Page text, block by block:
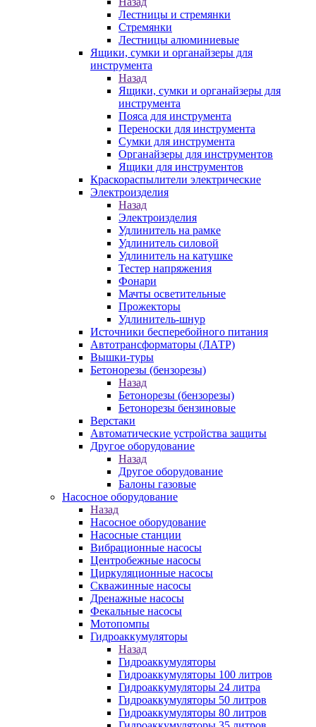
Лестницы и стремянки
Стремянки
Лестницы алюминиевые
Ящики, сумки и органайзеры для
инструмента
Назад
Ящики, сумки и органайзеры для
инструмента
Пояса для инструмента
Переноски для инструмента
Сумки для инструмента
Органайзеры для инструментов
Ящики для инструментов
Краскораспылители электрические
Электроизделия
Назад
Электроизделия
Удлинитель на рамке
Удлинитель силовой
Удлинитель на катушке
Тестер напряжения
Фонари
Мачты осветительные
Прожекторы
Удлинитель-шнур
Источники бесперебойного питания
Автотрансформаторы (ЛАТР)
Вышки-туры
Бетонорезы (бензорезы)
Назад
Бетонорезы (бензорезы)
Бетонорезы бензиновые
Верстаки
Автоматические устройства защиты
Другое оборудование
Назад
Другое оборудование
Балоны газовые
Насосное оборудование
Назад
Насосное оборудование
Насосные станции
Вибрационные насосы
Центробежные насосы
Циркуляционные насосы
Скважинные насосы
Дренажные насосы
Фекальные насосы
Мотопомпы
Гидроаккумуляторы
Назад
Гидроаккумуляторы
Гидроаккумуляторы 100 литров
Гидроаккумуляторы 24 литра
Гидроаккумуляторы 50 литров
Гидроаккумуляторы 80 литров